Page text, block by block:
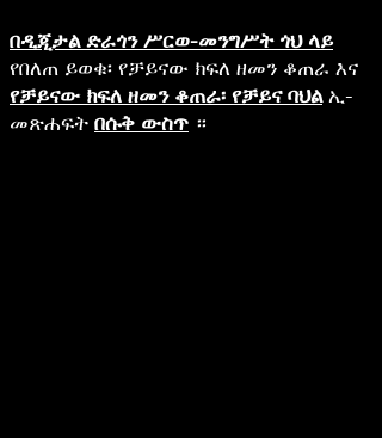
በዲጂታል ድራጎን ሥርወ-መንግሥት ጎህ ላይ
የበለጠ ይወቁ፡ የቻይናው ክፍለ ዘመን ቆጠራ እና
የቻይናው ክፍለ ዘመን ቆጠራ፡ የቻይና ባህልኢ-
መጽሐፍት በሱቅ ውስጥ ።